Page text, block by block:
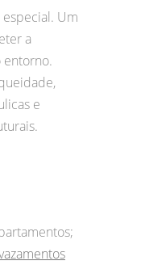
Um
a
entorno.
e